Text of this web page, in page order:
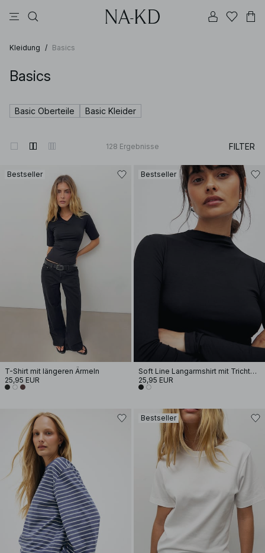
Kleidung / Basics
Basics
Basic Oberteile Basic Kleider
128 Ergebnisse FILTER
Bestseller
T-Shirt mit längeren Ärmeln
25,95 EUR
Bestseller
Soft Line Langarmshirt mit Trichterhals
25,95 EUR
Bestseller